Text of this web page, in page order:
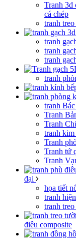
Tranh 3d
cá chép
tranh
tranh
tranh
tranh
tranh
tranh
Tranh
Tranh
tranh
Tranh
Tranh tứ
Tranh
đại
họa tiết
tranh
tranh
điêu composite